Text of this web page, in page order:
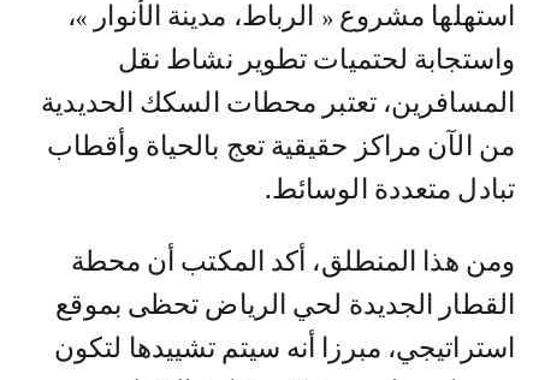
استهلها مشروع « الرباط، مدينة الأنوار »،
واستجابة لحتميات تطوير نشاط نقل
المسافرين، تعتبر محطات السكك الحديدية
من الآن مراكز حقيقية تعج بالحياة وأقطاب
تبادل متعددة الوسائط.
ومن هذا المنطلق، أكد المكتب أن محطة
القطار الجديدة لحي الرياض تحظى بموقع
استراتيجي، مبرزا أنه سيتم تشييدها لتكون